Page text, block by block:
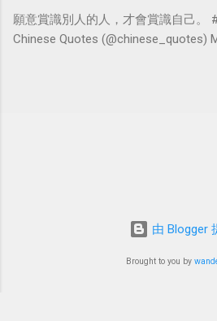
願意賞識別人的人，才會賞識自己。
Chinese Quotes (@chinese_quotes)
由 Blogger
Brought to you by